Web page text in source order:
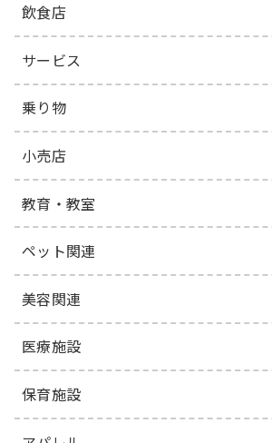
飲食店
サービス
乗り物
小売店
教育・教室
ペット関連
美容関連
医療施設
保育施設